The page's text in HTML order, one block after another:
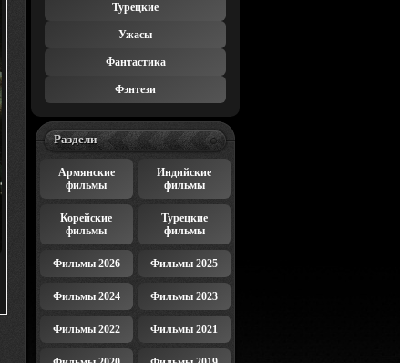
Турецкие
Ужасы
Фантастика
Фэнтези
Раздели
Армянские
фильмы
Индийские
фильмы
Корейские
фильмы
Турецкие
фильмы
Фильмы 2026 Фильмы 2025
Фильмы 2024 Фильмы 2023
Фильмы 2022 Фильмы 2021